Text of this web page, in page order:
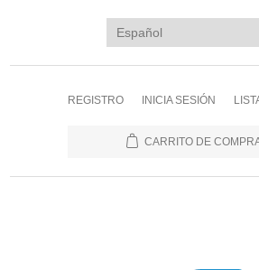
REGISTRO INICIA SESIÓN
CARRITO DE